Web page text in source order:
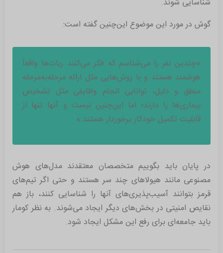
شناسایی شوند.
گوش در مورد این موضوع این‌چنین گفته است:
«چندین نفر را می‌شناسم که فکر می‌کنند ربات‌ها واقعاً
هوشمند هستند و با روش‌هایی مثل ارائه مرحله‌به‌مرحله
منطق و دلیل، توانایی انجام وظایفی مثل تشخیص
بیماری‌ها را دارند؛ اما این‌چنین نیست و آنها تنها از
قابلیت تکمیل خودکار برخوردار هستند.»
در پایان باید بگوییم متخصصان معتقدند مدل‌های هوش
مصنوعی مانند هیولاهای چند سر هستند و حتی اگر تیم‌های
قرمز بتوانند آسیب‌پذیری‌های آنها را شناسایی کنند، باز هم
نقایص امنیتی در بخش‌های دیگر ایجاد می‌شوند. به نظر کومار
باید جامعه‌ای برای رفع این مشکل ایجاد شود.